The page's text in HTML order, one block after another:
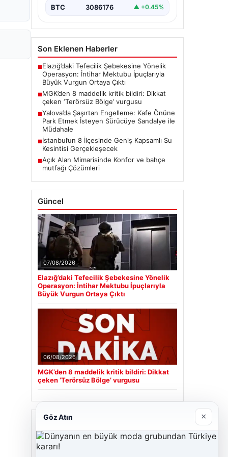
BTC 3086176 ▲ +0.45%
Son Eklenen Haberler
■Elazığ’daki Tefecilik Şebekesine Yönelik
Operasyon: İntihar Mektubu İpuçlarıyla
Büyük Vurgun Ortaya Çıktı
■MGK’den 8 maddelik kritik bildiri: Dikkat
çeken ‘Terörsüz Bölge’ vurgusu
■Yalova’da Şaşırtan Engelleme: Kafe Önüne
Park Etmek İsteyen Sürücüye Sandalye ile
Müdahale
■İstanbul’un 8 İlçesinde Geniş Kapsamlı Su
Kesintisi Gerçekleşecek
■Açık Alan Mimarisinde Konfor ve bahçe
mutfağı Çözümleri
Güncel
07/08/2026
Elazığ’daki Tefecilik Şebekesine Yönelik
Operasyon: İntihar Mektubu İpuçlarıyla
Büyük Vurgun Ortaya Çıktı
06/08/2026
MGK’den 8 maddelik kritik bildiri: Dikkat
çeken ‘Terörsüz Bölge’ vurgusu
Son Eklenen Firmalar
Hastaş Beton
Göz Atın ×